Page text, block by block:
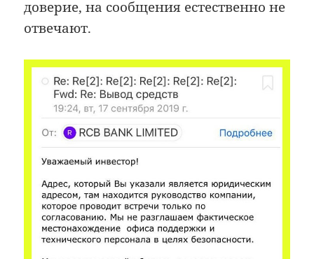
доверие, на сообщения естественно не
отвечают.